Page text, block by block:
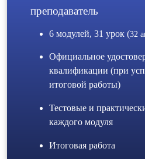
преподаватель
6 модулей, 31 урок (32
Официальное
квалификации (при
итоговой работы)
Тестовые и
каждого модуля
Итоговая работа